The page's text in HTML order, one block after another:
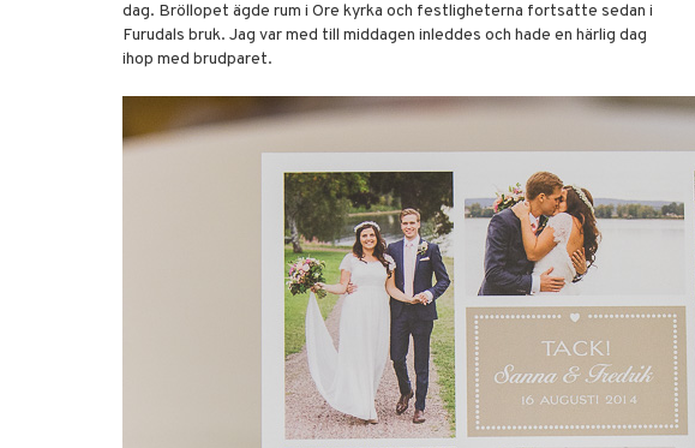
dag. Bröllopet ägde rum i Ore kyrka och festligheterna fortsatte sedan i
Furudals bruk. Jag var med till middagen inleddes och hade en härlig dag
ihop med brudparet.